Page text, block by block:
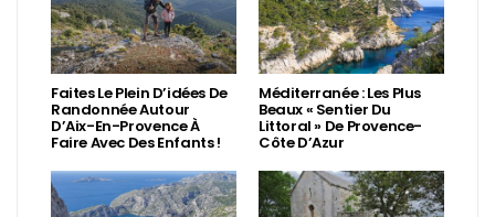
Faites Le Plein D’idées De
Randonnée Autour
D’Aix-En-Provence À
Faire Avec Des Enfants !
Méditerranée : Les Plus
Beaux « Sentier Du
Littoral » De Provence-
Côte D’Azur